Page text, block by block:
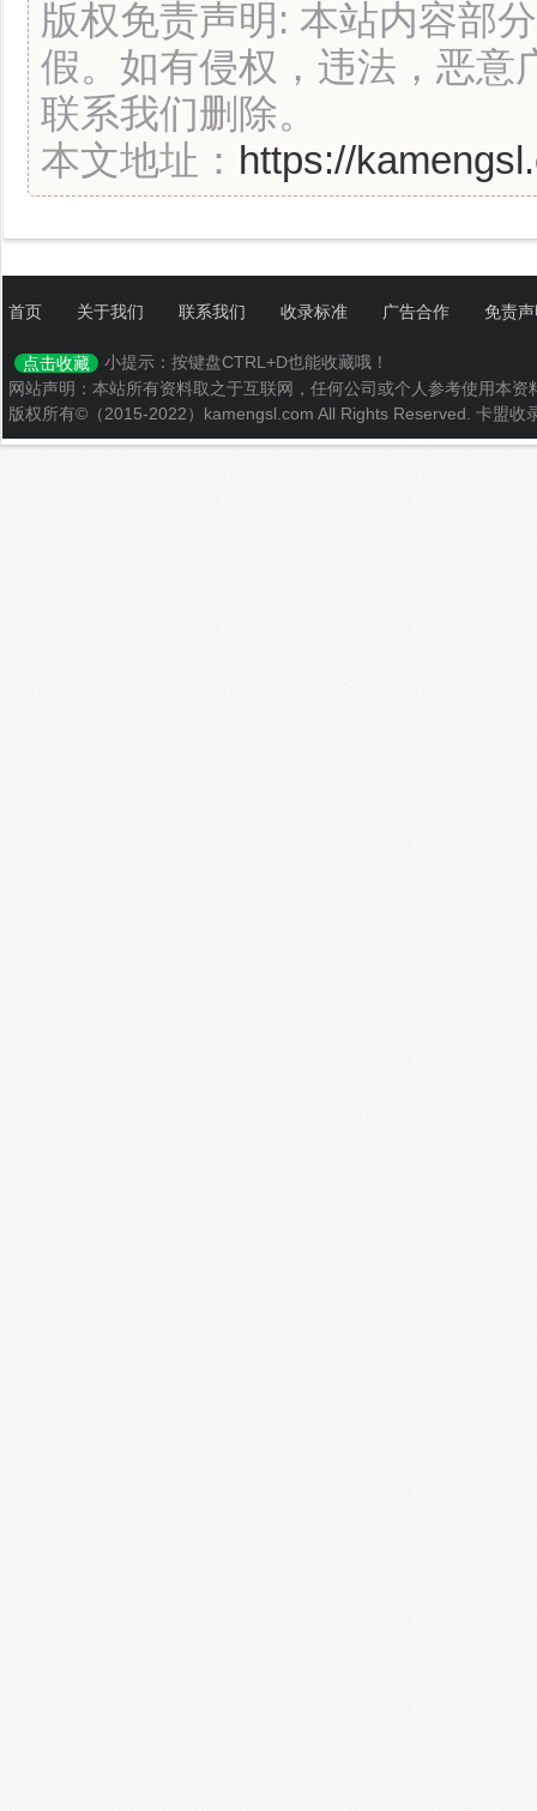
版权免责声明: 本站内容部
假。如有侵权，违法，恶意
联系我们删除。
本文地址： https://
首页 关于我们 联系我们 收录标准 广告合作 免责
点击收藏
小提示：按键盘CTRL+D也能收藏哦！
网站声明：本站所有资料取之于互联网，任何公司或个人参考使用本
版权所有©（2015-2022）kamengsl.com All Rights Reserved. 卡盟收